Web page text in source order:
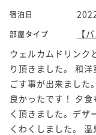
宿泊日
部屋タイプ
【
ウェルカムドリンク
り頂きました。 和
ごす事が出来ました
良かったです！ 夕
く頂きました。デザ
くわくしました。